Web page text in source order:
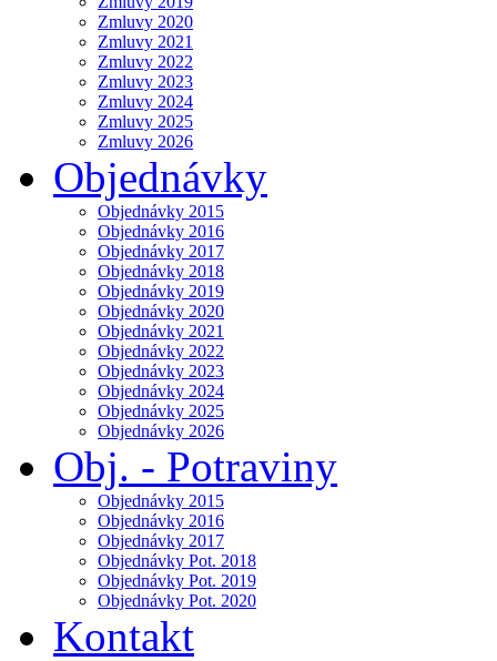
Zmluvy 2020
Zmluvy 2021
Zmluvy 2022
Zmluvy 2023
Zmluvy 2024
Zmluvy 2025
Zmluvy 2026
Objednávky
Objednávky 2015
Objednávky 2016
Objednávky 2017
Objednávky 2018
Objednávky 2019
Objednávky 2020
Objednávky 2021
Objednávky 2022
Objednávky 2023
Objednávky 2024
Objednávky 2025
Objednávky 2026
Obj. - Potraviny
Objednávky 2015
Objednávky 2016
Objednávky 2017
Objednávky Pot. 2018
Objednávky Pot. 2019
Objednávky Pot. 2020
Kontakt